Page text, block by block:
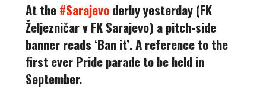
At the#Sarajevoderby yesterday (FK
Željezničar v FK Sarajevo) a pitch-side
banner reads ‘Ban it’. A reference to the
first ever Pride parade to be held in
September.